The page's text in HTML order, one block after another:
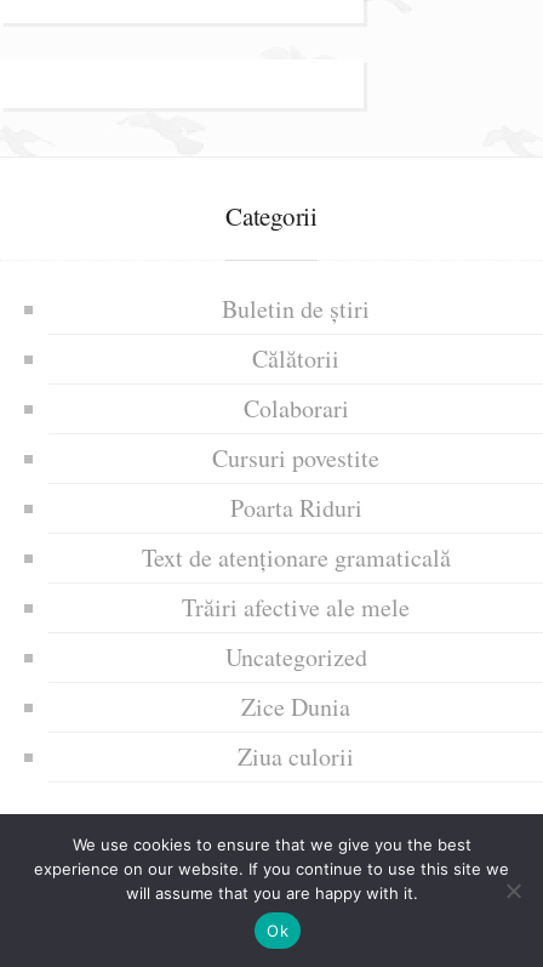
Categorii
Buletin de știri
Călătorii
Colaborari
Cursuri povestite
Poarta Riduri
Text de atenționare gramaticală
Trăiri afective ale mele
Uncategorized
Zice Dunia
Ziua culorii
We use cookies to ensure that we give you the best
experience on our website. If you continue to use this site we
will assume that you are happy with it.
Ok